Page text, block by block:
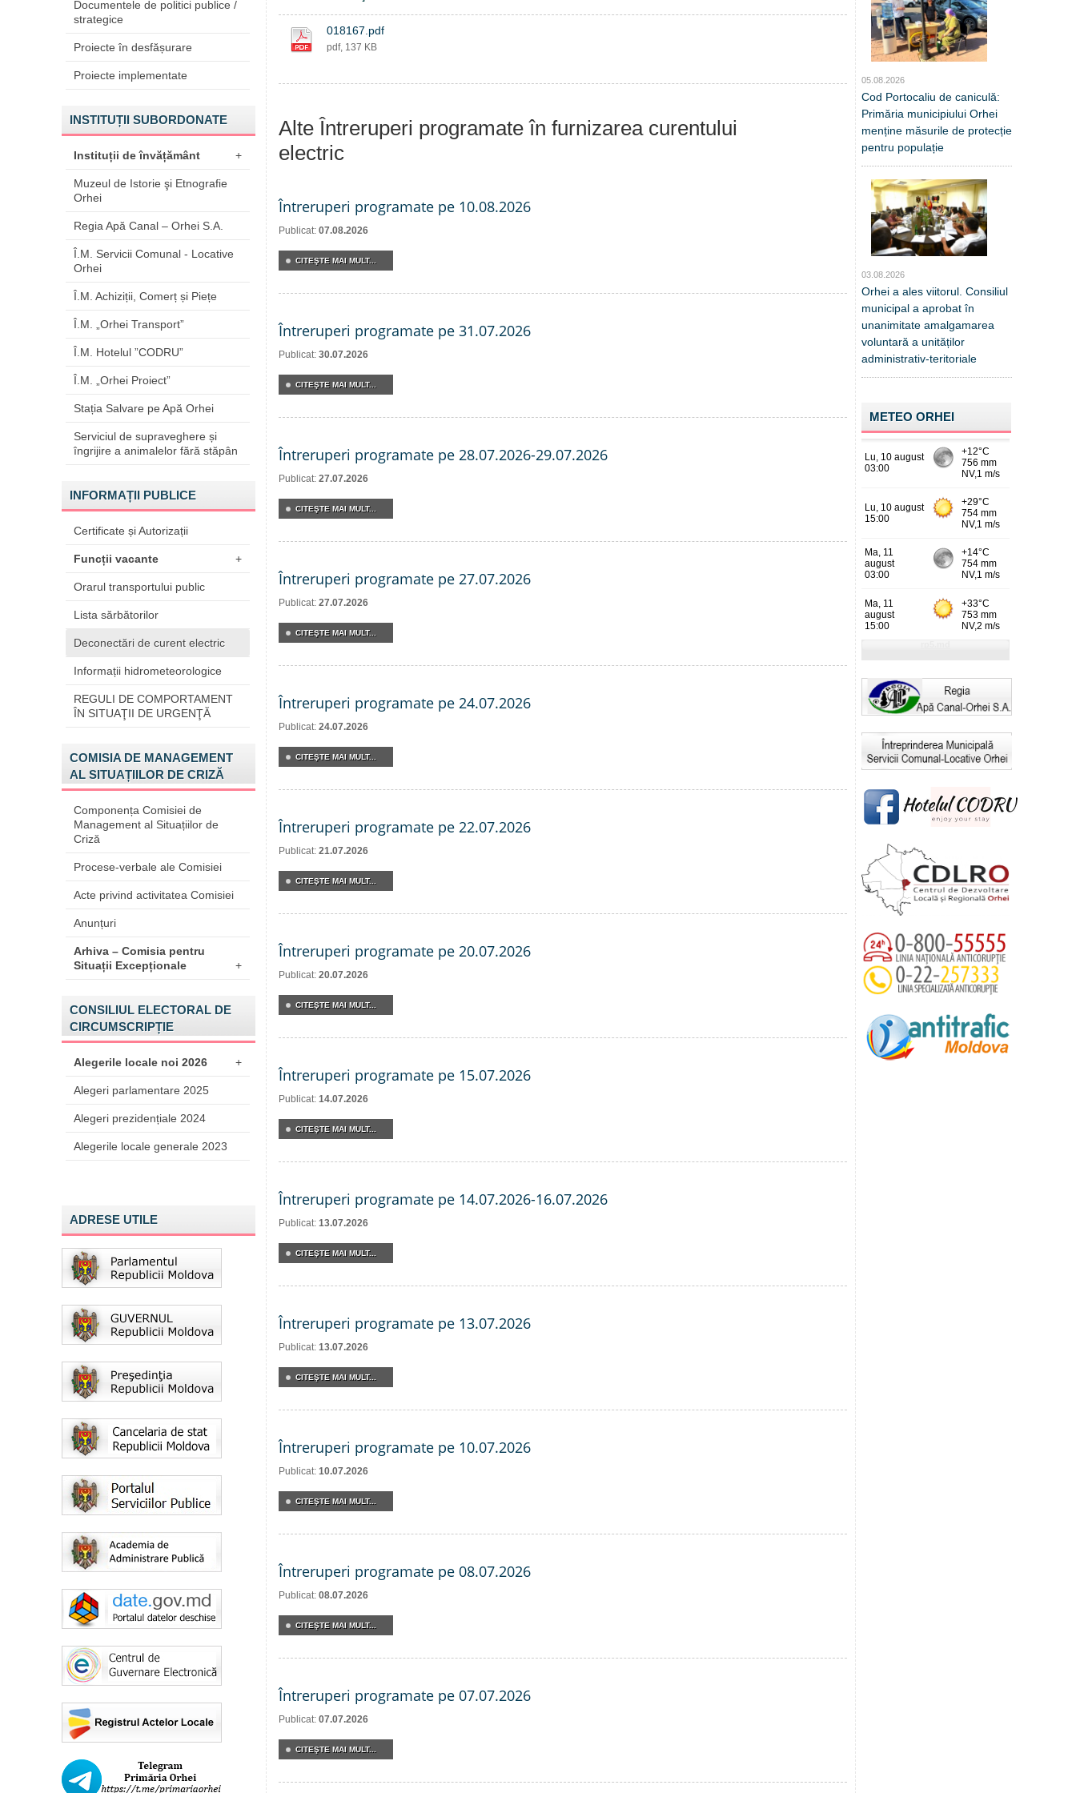
Documentele de politici publice /
strategice
Proiecte în desfășurare
Proiecte implementate
INSTITUȚII SUBORDONATE
Instituții de învățământ +
Muzeul de Istorie şi Etnografie
Orhei
Regia Apă Canal – Orhei S.A.
Î.M. Servicii Comunal - Locative
Orhei
Î.M. Achiziții, Comerț și Piețe
Î.M. „Orhei Transport”
Î.M. Hotelul ”CODRU”
Î.M. „Orhei Proiect”
Stația Salvare pe Apă Orhei
Serviciul de supraveghere și
îngrijire a animalelor fără stăpân
INFORMAȚII PUBLICE
Certificate și Autorizații
Funcții vacante +
Orarul transportului public
Lista sărbătorilor
Deconectări de curent electric
Informații hidrometeorologice
REGULI DE COMPORTAMENT
ÎN SITUAŢII DE URGENŢĂ
COMISIA DE MANAGEMENT
AL SITUAȚIILOR DE CRIZĂ
Componența Comisiei de
Management al Situațiilor de
Criză
Procese-verbale ale Comisiei
Acte privind activitatea Comisiei
Anunțuri
Arhiva – Comisia pentru
Situații Excepționale
+
CONSILIUL ELECTORAL DE
CIRCUMSCRIPȚIE
Alegerile locale noi 2026 +
Alegeri parlamentare 2025
Alegeri prezidențiale 2024
Alegerile locale generale 2023
ADRESE UTILE
018167.pdf
pdf, 137 KB
Alte Întreruperi programate în furnizarea curentului
electric
Întreruperi programate pe 10.08.2026
Publicat: 07.08.2026
CITEŞTE MAI MULT...
Întreruperi programate pe 31.07.2026
Publicat: 30.07.2026
CITEŞTE MAI MULT...
Întreruperi programate pe 28.07.2026-29.07.2026
Publicat: 27.07.2026
CITEŞTE MAI MULT...
Întreruperi programate pe 27.07.2026
Publicat: 27.07.2026
CITEŞTE MAI MULT...
Întreruperi programate pe 24.07.2026
Publicat: 24.07.2026
CITEŞTE MAI MULT...
Întreruperi programate pe 22.07.2026
Publicat: 21.07.2026
CITEŞTE MAI MULT...
Întreruperi programate pe 20.07.2026
Publicat: 20.07.2026
CITEŞTE MAI MULT...
Întreruperi programate pe 15.07.2026
Publicat: 14.07.2026
CITEŞTE MAI MULT...
Întreruperi programate pe 14.07.2026-16.07.2026
Publicat: 13.07.2026
CITEŞTE MAI MULT...
Întreruperi programate pe 13.07.2026
Publicat: 13.07.2026
CITEŞTE MAI MULT...
Întreruperi programate pe 10.07.2026
Publicat: 10.07.2026
CITEŞTE MAI MULT...
Întreruperi programate pe 08.07.2026
Publicat: 08.07.2026
CITEŞTE MAI MULT...
Întreruperi programate pe 07.07.2026
Publicat: 07.07.2026
CITEŞTE MAI MULT...
05.08.2026
Cod Portocaliu de caniculă:
Primăria municipiului Orhei
menține măsurile de protecție
pentru populație
03.08.2026
Orhei a ales viitorul. Consiliul
municipal a aprobat în
unanimitate amalgamarea
voluntară a unităților
administrativ-teritoriale
METEO ORHEI